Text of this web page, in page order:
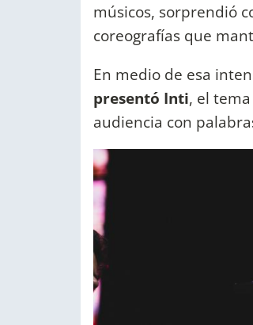
músicos, sorprendió
coreografías que
En medio de esa
presentó Inti, el
audiencia con